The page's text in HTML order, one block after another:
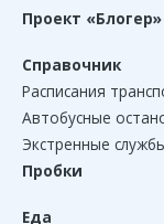
Проект «Блогер»
Справочник
Расписания
Автобусные
Экстренные
Пробки
Еда